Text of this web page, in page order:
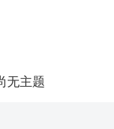
无主题